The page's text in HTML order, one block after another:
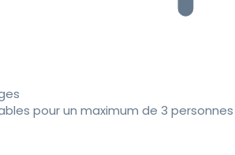
pour un maximum de 3 personnes